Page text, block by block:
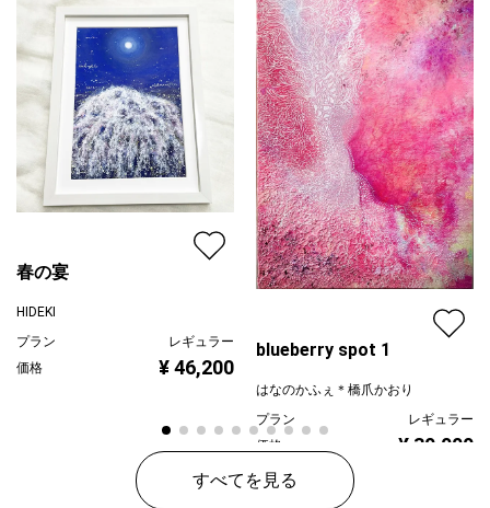
春の宴
HIDEKI
プラン
レギュラー
価格
¥ 46,200
blueberry spot 1
はなのかふぇ＊橋爪かおり
プラン
レギュラー
価格
¥ 30,000
すべてを見る